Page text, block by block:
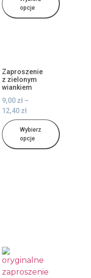
opcje
Zaproszenie
z zielonym
wiankiem
9,00 zł –
12,40 zł
Wybierz
opcje